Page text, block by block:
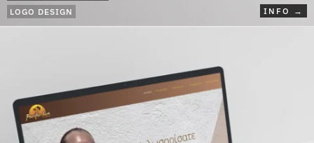
INFO →
LOGO DESIGN